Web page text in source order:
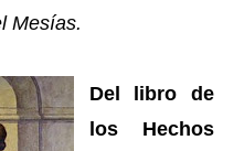
Mesías.
Del libro de
los Hechos